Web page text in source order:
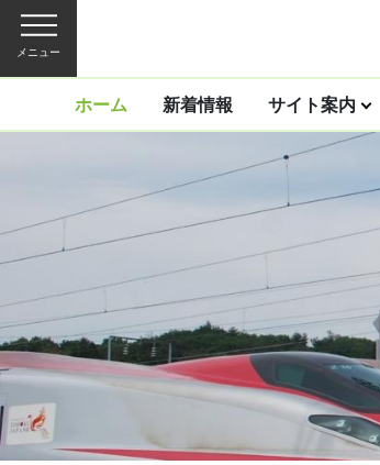
メニュー
ホーム 新着情報 サイト案内